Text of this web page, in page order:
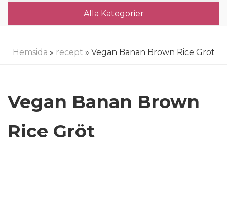
Alla Kategorier
Hemsida » recept » Vegan Banan Brown Rice Gröt
Vegan Banan Brown
Rice Gröt